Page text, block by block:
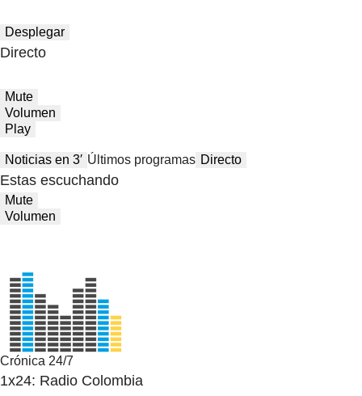
Desplegar
Directo
Mute
Volumen
Play
Noticias en 3′ Últimos programas Directo
Estas escuchando
Mute
Volumen
Crónica 24/7
1x24: Radio Colombia